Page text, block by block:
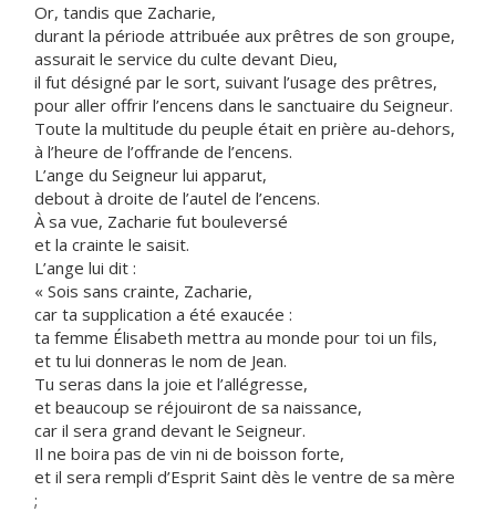
Or, tandis que Zacharie,
durant la période attribuée aux prêtres de son groupe,
assurait le service du culte devant Dieu,
il fut désigné par le sort, suivant l’usage des prêtres,
pour aller offrir l’encens dans le sanctuaire du Seigneur.
Toute la multitude du peuple était en prière au-dehors,
à l’heure de l’offrande de l’encens.
L’ange du Seigneur lui apparut,
debout à droite de l’autel de l’encens.
À sa vue, Zacharie fut bouleversé
et la crainte le saisit.
L’ange lui dit :
« Sois sans crainte, Zacharie,
car ta supplication a été exaucée :
ta femme Élisabeth mettra au monde pour toi un fils,
et tu lui donneras le nom de Jean.
Tu seras dans la joie et l’allégresse,
et beaucoup se réjouiront de sa naissance,
car il sera grand devant le Seigneur.
Il ne boira pas de vin ni de boisson forte,
et il sera rempli d’Esprit Saint dès le ventre de sa mère
;